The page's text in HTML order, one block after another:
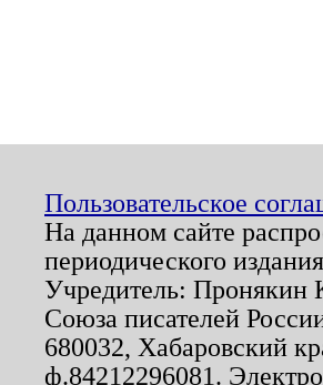
Пользовательское
На данном сайте
периодического
Учредитель: Пронякин
Союза писателей
680032, Хабаровский
ф.84212296081.